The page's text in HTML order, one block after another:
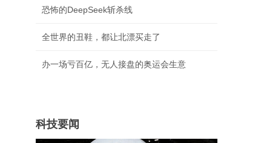
恐怖的DeepSeek斩杀线
全世界的丑鞋，都让北漂买走了
办一场亏百亿，无人接盘的奥运会生意
科技要闻